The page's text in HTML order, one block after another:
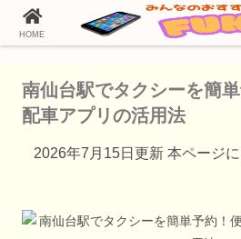
ホーム タクシー配車アプリ
南仙台駅でタクシーを簡
配車アプリの活用法
2026年7月15日更新 本ページ
HOME